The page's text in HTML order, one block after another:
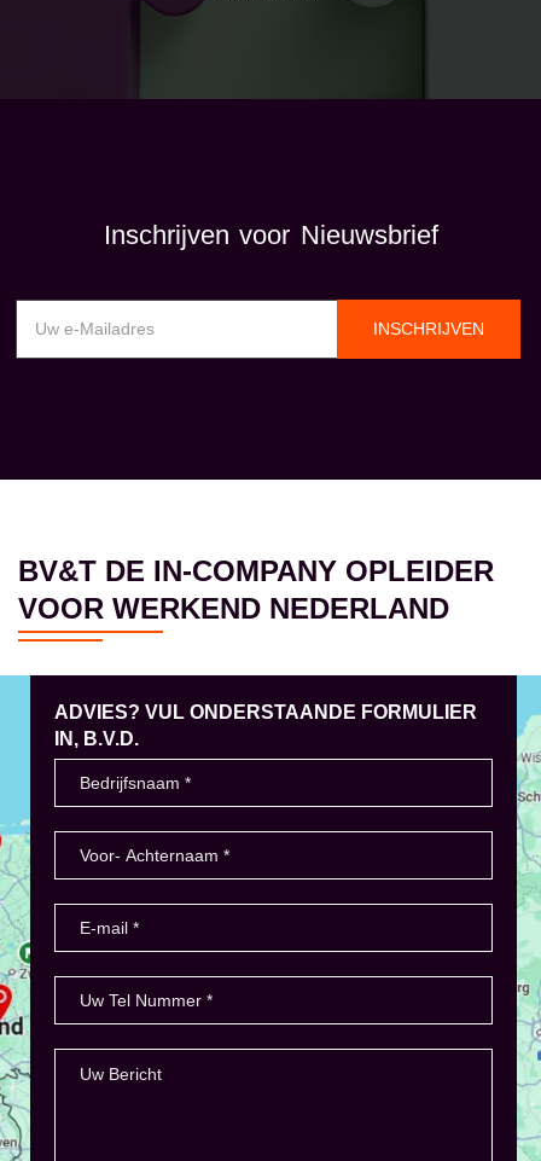
Inschrijven voor Nieuwsbrief
INSCHRIJVEN
BV&T DE IN-COMPANY OPLEIDER
VOOR WERKEND NEDERLAND
ADVIES? VUL ONDERSTAANDE FORMULIER
IN, B.V.D.